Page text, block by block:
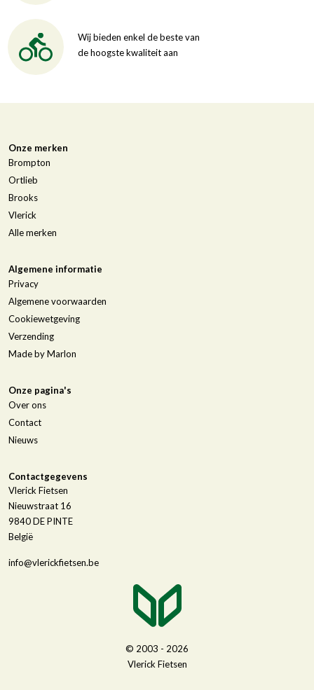
Wij bieden enkel de beste van
de hoogste kwaliteit aan
Onze merken
Brompton
Ortlieb
Brooks
Vlerick
Alle merken
Algemene informatie
Privacy
Algemene voorwaarden
Cookiewetgeving
Verzending
Made by Marlon
Onze pagina's
Over ons
Contact
Nieuws
Contactgegevens
Vlerick Fietsen
Nieuwstraat 16
9840DE PINTE
België
info@vlerickfietsen.be
© 2003 - 2026
Vlerick Fietsen